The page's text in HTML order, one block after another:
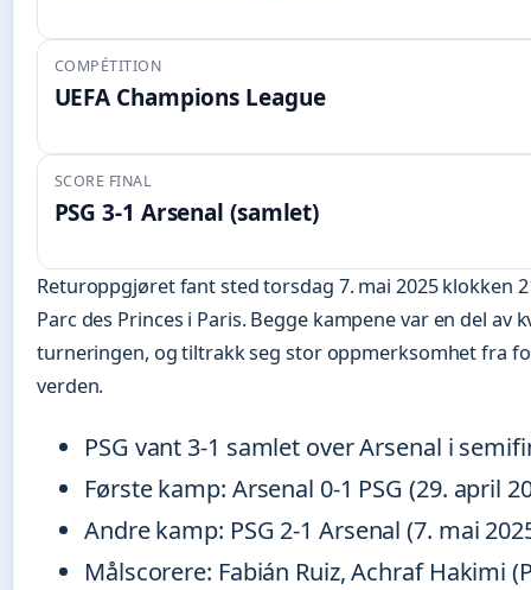
COMPÉTITION
UEFA Champions League
SCORE FINAL
PSG 3-1 Arsenal (samlet)
Returoppgjøret fant sted torsdag 7. mai 2025 klokken
Parc des Princes i Paris. Begge kampene var en del av
turneringen, og tiltrakk seg stor oppmerksomhet fra
verden.
PSG vant 3-1 samlet over Arsenal i
Første kamp: Arsenal 0-1 PSG (29. april
Andre kamp: PSG 2-1 Arsenal (7. mai
Målscorere: Fabián Ruiz, Achraf Hakimi